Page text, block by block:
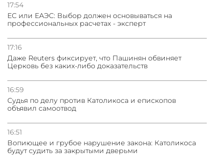
17:54
ЕС или ЕАЭС: Выбор должен основываться на
профессиональных расчетах - эксперт
17:16
Даже Reuters фиксирует, что Пашинян обвиняет
Церковь без каких-либо доказательств
16:59
Судья по делу против Католикоса и епископов
объявил самоотвод
16:51
Вопиющее и грубое нарушение закона: Католикоса
будут судить за закрытыми дверьми